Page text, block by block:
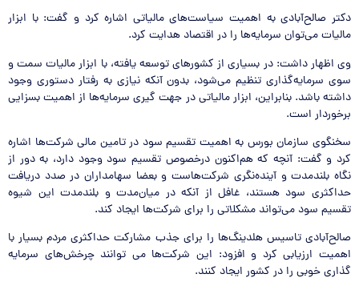
دکتر صالح‌آبادی به اهمیت سیاست‌های مالیاتی اشاره کرد و گفت: با ابزار
مالیات می‌توان سرمایه‌ها را در اقتصاد هدایت کرد.
وی اظهار داشت: در بسیاری از کشورهای توسعه یافته، با ابزار مالیات سمت و
سوی سرمایه‌گذاری تنظیم می‌شود، بدون آنکه نیازی به رفتار دستوری وجود
داشته باشد. بنابراین، ابزار مالیاتی در جهت گیری سرمایه‌ها از اهمیت بسزایی
برخوردار است.
سخنگوی سازمان بورس به اهمیت تقسیم سود در تامین مالی شرکت‌ها اشاره
کرد و گفت: آنچه که هم‌اکنون درخصوص تقسیم سود وجود دارد، به دور از
نگاه بلندمدت و آینده‌نگری شرکت‌هاست و بعضا سهامداران در صدد دریافت
حداکثری سود هستند، غافل از آنکه در میان‌مدت و بلندمدت این شیوه
تقسیم سود می‌تواند مشکلاتی را برای شرکت‌ها ایجاد کند.
صالح‌آبادی تاسیس هلدینگ‌ها را برای جذب مشارکت حداکثری مردم بسیار با
اهمیت ارزیابی کرد و افزود: این شرکت‌ها می توانند چرخش‌های سرمایه
گذاری خوبی را در کشور ایجاد کنند.